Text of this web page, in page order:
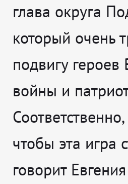
глава округа
который очень
подвигу
войны и
чтобы эта игра
говорит